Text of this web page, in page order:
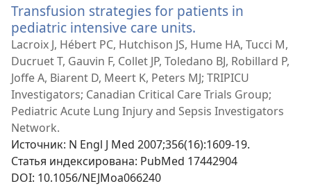
окне)
Transfusion strategies for patients in
pediatric intensive care units.
в
новом
окне)
Lacroix J, Hébert PC, Hutchison JS, Hume HA, Tucci M,
Ducruet T, Gauvin F, Collet JP, Toledano BJ, Robillard P,
Joffe A, Biarent D, Meert K, Peters MJ; TRIPICU
Investigators; Canadian Critical Care Trials Group;
Pediatric Acute Lung Injury and Sepsis Investigators
Network.
Источник‎: N Engl J Med 2007;356(16):1609-19.
Статья индексирована‎: PubMed 17442904
DOI‎: 10.1056/NEJMoa066240